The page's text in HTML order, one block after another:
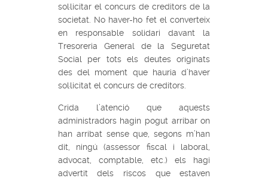
sol·licitar el concurs de creditors de la
societat. No haver-ho fet el converteix
en responsable solidari davant la
Tresoreria General de la Seguretat
Social per tots els deutes originats
des del moment que hauria d’haver
sol·licitat el concurs de creditors.
Crida l’atenció que aquests
administradors hagin pogut arribar on
han arribat sense que, segons m’han
dit, ningú (assessor fiscal i laboral,
advocat, comptable, etc.) els hagi
advertit dels riscos que estaven